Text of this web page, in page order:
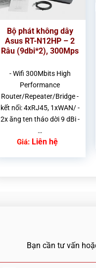
Bộ phát không dây
Asus RT-N12HP – 2
Râu (9dbi*2), 300Mps
- Wifi 300Mbits High
Performance
Router/Repeater/Bridge -
kết nối: 4xRJ45, 1xWAN/ -
2x ăng ten tháo dời 9 dBi -
…
Giá: Liên hệ
Bạn cần tư vấn